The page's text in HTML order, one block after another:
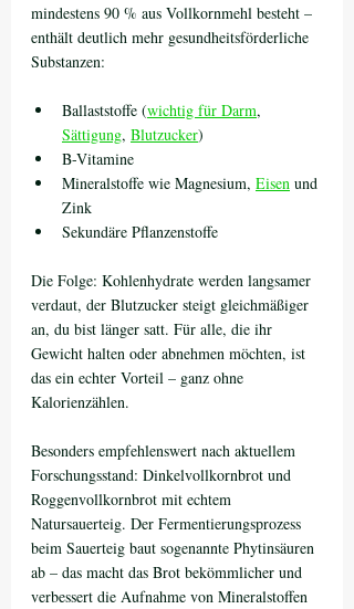
mindestens 90 % aus Vollkornmehl besteht –
enthält deutlich mehr gesundheitsförderliche
Substanzen:
Ballaststoffe (wichtig für Darm,
Sättigung, Blutzucker)
B-Vitamine
Mineralstoffe wie Magnesium, Eisen und
Zink
Sekundäre Pflanzenstoffe
Die Folge: Kohlenhydrate werden langsamer
verdaut, der Blutzucker steigt gleichmäßiger
an, du bist länger satt. Für alle, die ihr
Gewicht halten oder abnehmen möchten, ist
das ein echter Vorteil – ganz ohne
Kalorienzählen.
Besonders empfehlenswert nach aktuellem
Forschungsstand: Dinkelvollkornbrot und
Roggenvollkornbrot mit echtem
Natursauerteig. Der Fermentierungsprozess
beim Sauerteig baut sogenannte Phytinsäuren
ab – das macht das Brot bekömmlicher und
verbessert die Aufnahme von Mineralstoffen